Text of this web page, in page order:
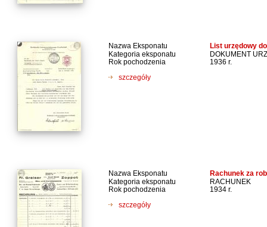
Nazwa Eksponatu List urzędowy
Kategoria eksponatu
DOKUMENT
Rok pochodzenia
1936 r.
szczegóły
Nazwa Eksponatu Rachunek za
Kategoria eksponatu
RACHUNEK
Rok pochodzenia
1934 r.
szczegóły